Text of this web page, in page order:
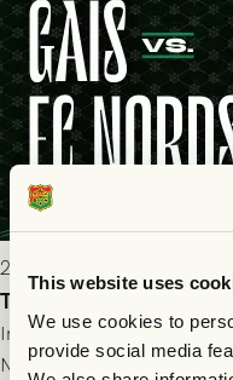
This website uses
We use cookies to
provide social media
2026-07-22 19:00
Truppen till GAIS - FC
Imorgon torsdag spelar
Nordsjælland på Gamla